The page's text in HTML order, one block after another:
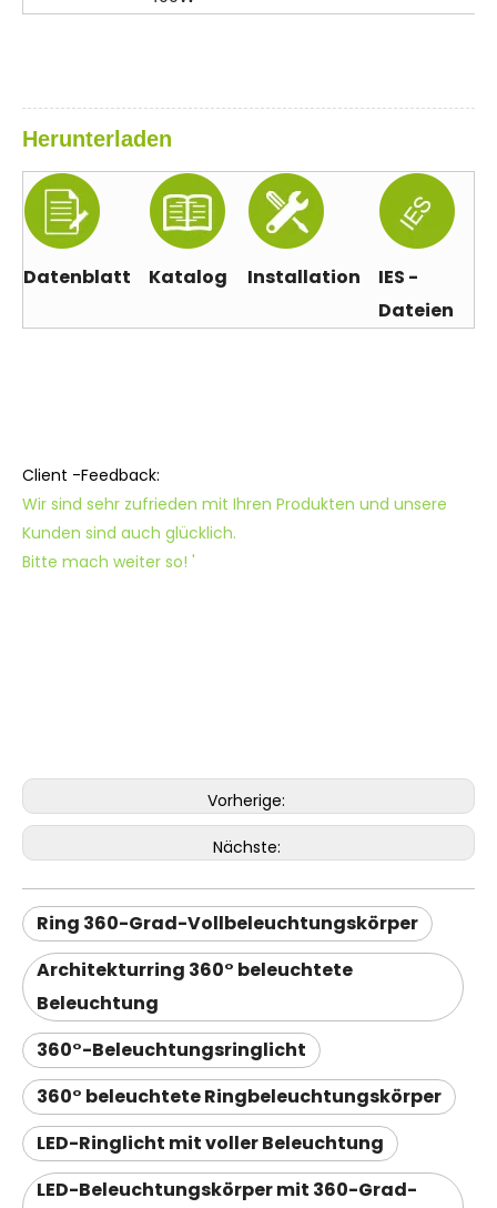
Herunterladen
Datenblatt Katalog Installation
IES -
Dateien
Client -Feedback:
Wir sind sehr zufrieden mit Ihren Produkten und unsere
Kunden sind auch glücklich.
Bitte mach weiter so! '
Vorherige:
Nächste:
Ring 360-Grad-Vollbeleuchtungskörper
Architekturring 360° beleuchtete
Beleuchtung
360°-Beleuchtungsringlicht
360° beleuchtete Ringbeleuchtungskörper
LED-Ringlicht mit voller Beleuchtung
LED-Beleuchtungskörper mit 360-Grad-